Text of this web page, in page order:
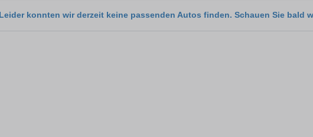
Leider konnten wir derzeit keine passenden Autos finden. Schauen Sie bald